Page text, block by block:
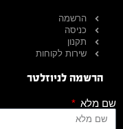
הרשמה
כניסה
תקנון
שירות לקוחות
הרשמה לניוזלטר
שם מלא